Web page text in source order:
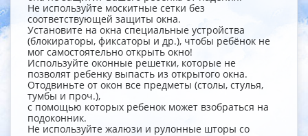
Не используйте москитные сетки без
соответствующей защиты окна.
Установите на окна специальные устройства
(блокираторы, фиксаторы и др.), чтобы ребёнок не
мог самостоятельно открыть окно!
Используйте оконные решетки, которые не
позволят ребенку выпасть из открытого окна.
Отодвиньте от окон все предметы (столы, стулья,
тумбы и проч.),
с помощью которых ребенок может взобраться на
подоконник.
Не используйте жалюзи и рулонные шторы со